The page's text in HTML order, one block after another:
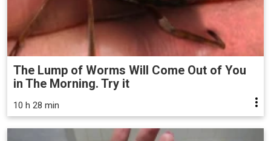
The Lump of Worms Will Come Out of You
in The Morning. Try it
10 h 28 min